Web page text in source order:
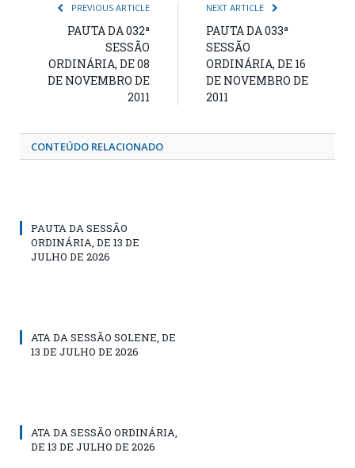
PREVIOUS ARTICLE
PAUTA DA 032ª
SESSÃO
ORDINÁRIA, DE 08
DE NOVEMBRO DE
2011
NEXT ARTICLE
PAUTA DA 033ª
SESSÃO
ORDINÁRIA, DE 16
DE NOVEMBRO DE
2011
CONTEÚDO RELACIONADO
PAUTA DA SESSÃO
ORDINÁRIA, DE 13 DE
JULHO DE 2026
ATA DA SESSÃO SOLENE, DE
13 DE JULHO DE 2026
ATA DA SESSÃO ORDINÁRIA,
DE 13 DE JULHO DE 2026